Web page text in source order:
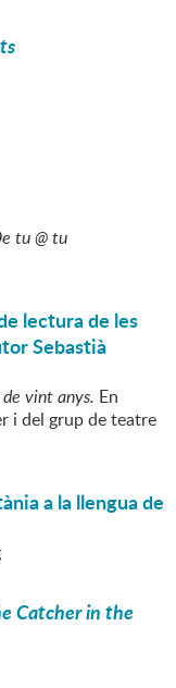
tu @ tu
lectura de les
Sebastià
vint anys. En
i del grup de teatre
a la llengua de
Catcher in the